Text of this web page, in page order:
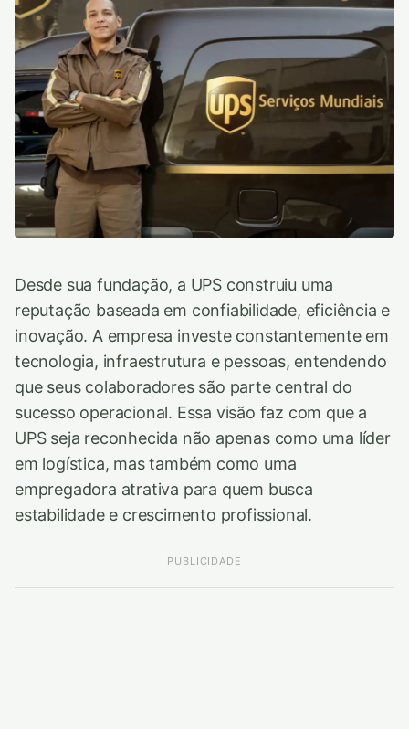
Desde sua fundação, a UPS construiu uma
reputação baseada em confiabilidade, eficiência e
inovação. A empresa investe constantemente em
tecnologia, infraestrutura e pessoas, entendendo
que seus colaboradores são parte central do
sucesso operacional. Essa visão faz com que a
UPS seja reconhecida não apenas como uma líder
em logística, mas também como uma
empregadora atrativa para quem busca
estabilidade e crescimento profissional.
PUBLICIDADE